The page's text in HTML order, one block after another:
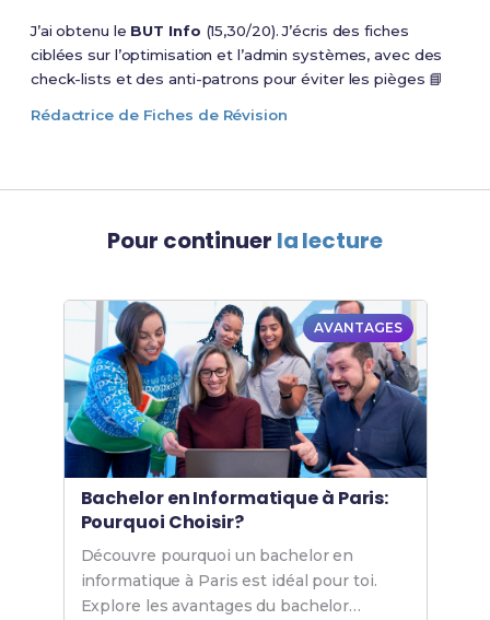
J’ai obtenu le BUT Info (15,30/20). J’écris des fiches
ciblées sur l’optimisation et l’admin systèmes, avec des
check-lists et des anti-patrons pour éviter les pièges 📘
Rédactrice de Fiches de Révision
Pour continuer la lecture
AVANTAGES
Bachelor en Informatique à Paris:
Pourquoi Choisir?
Découvre pourquoi un bachelor en
informatique à Paris est idéal pour toi.
Explore les avantages du bachelor